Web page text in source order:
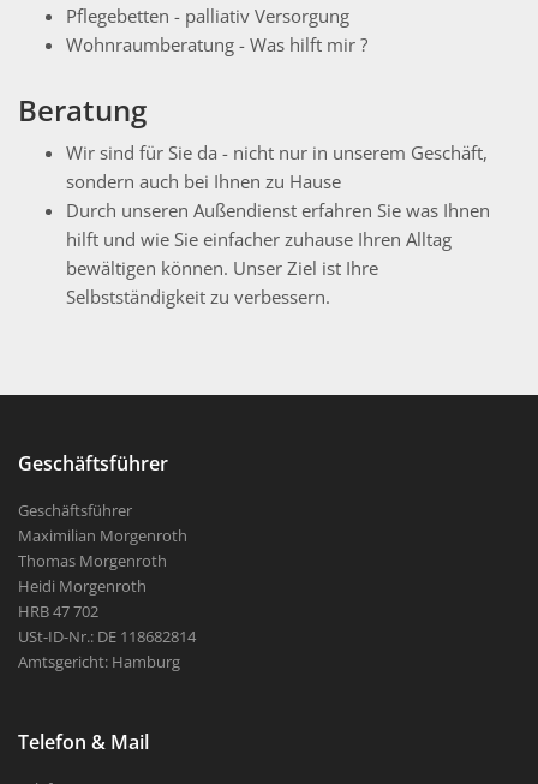
Pflegebetten - palliativ Versorgung
Wohnraumberatung - Was hilft mir ?
Beratung
Wir sind für Sie da - nicht nur in unserem Geschäft,
sondern auch bei Ihnen zu Hause
Durch unseren Außendienst erfahren Sie was Ihnen
hilft und wie Sie einfacher zuhause Ihren Alltag
bewältigen können. Unser Ziel ist Ihre
Selbstständigkeit zu verbessern.
Geschäftsführer
Geschäftsführer
Maximilian Morgenroth
Thomas Morgenroth
Heidi Morgenroth
HRB 47 702
USt-ID-Nr.: DE 118682814
Amtsgericht: Hamburg
Telefon & Mail